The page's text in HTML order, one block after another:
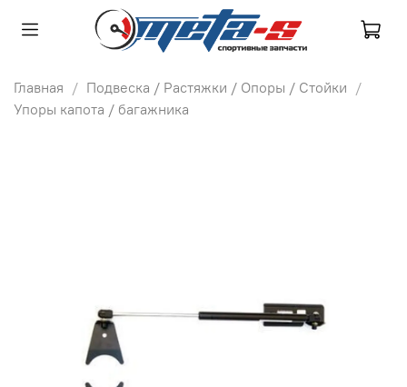
Главная
Подвеска / Растяжки / Опоры / Стойки
Упоры капота / багажника